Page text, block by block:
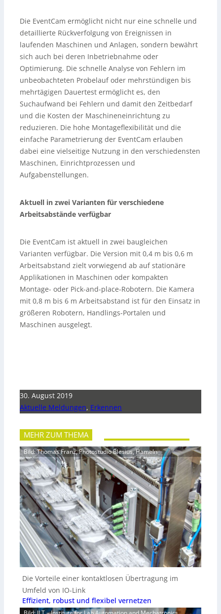
Die EventCam ermöglicht nicht nur eine schnelle und
detaillierte Rückverfolgung von Ereignissen in
laufenden Maschinen und Anlagen, sondern bewährt
sich auch bei deren Inbetriebnahme oder
Optimierung. Die schnelle Analyse von Fehlern im
unbeobachteten Probelauf oder mehrstündigen bis
mehrtägigen Dauertest ermöglicht es, den
Suchaufwand bei Fehlern und damit den Zeitbedarf
und die Kosten der Maschineneinrichtung zu
reduzieren. Die hohe Montageflexibilität und die
einfache Parametrierung der EventCam erlauben
dabei eine vielseitige Nutzung in den verschiedensten
Maschinen, Einrichtprozessen und
Aufgabenstellungen.
Aktuell in zwei Varianten für verschiedene
Arbeitsabstände verfügbar
Die EventCam ist aktuell in zwei baugleichen
Varianten verfügbar. Die Version mit 0,4 m bis 0,6 m
Arbeitsabstand zielt vorwiegend ab auf stationäre
Applikationen in Maschinen oder kompakten
Montage- oder Pick-and-place-Robotern. Die Kamera
mit 0,8 m bis 6 m Arbeitsabstand ist für den Einsatz in
größeren Robotern, Handlings-Portalen und
Maschinen ausgelegt.
30. August 2019
Aktuelle Meldungen, Erkennen
MEHR ZUM THEMA
Bild: Thomas Franz, Photostudio Blesius, Hameln
Die Vorteile einer kontaktlosen Übertragung im
Umfeld von IO-Link
Effizient, robust und flexibel vernetzen